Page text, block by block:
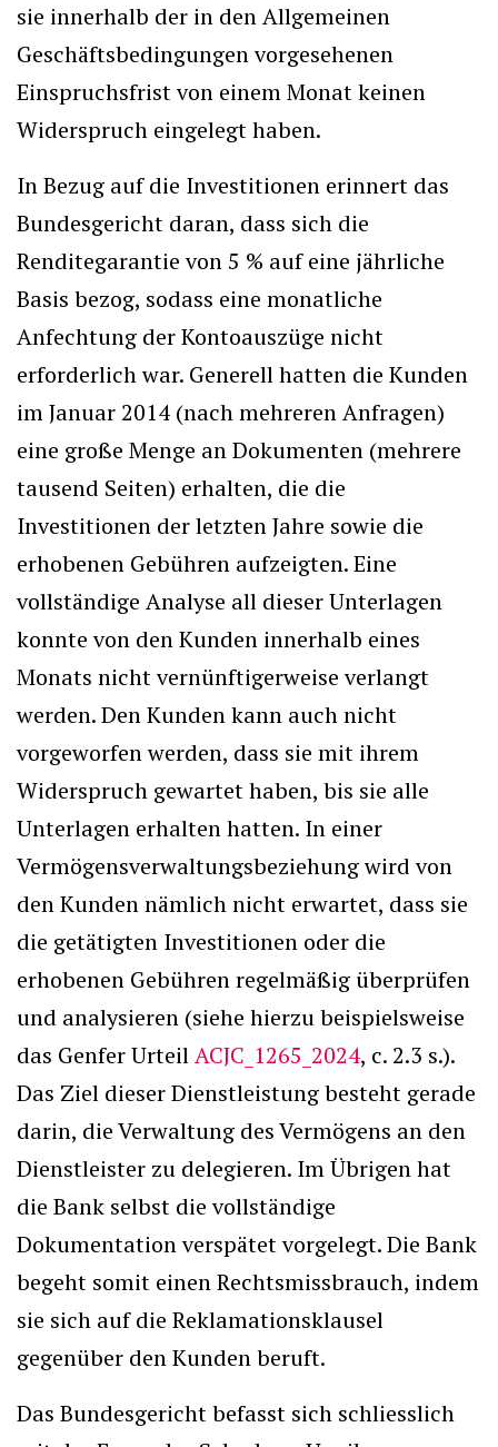
sie innerhalb der in den Allgemeinen
Geschäftsbedingungen vorgesehenen
Einspruchsfrist von einem Monat keinen
Widerspruch eingelegt haben.
In Bezug auf die Investitionen erinnert das
Bundesgericht daran, dass sich die
Renditegarantie von 5 % auf eine jährliche
Basis bezog, sodass eine monatliche
Anfechtung der Kontoauszüge nicht
erforderlich war. Generell hatten die Kunden
im Januar 2014 (nach mehreren Anfragen)
eine große Menge an Dokumenten (mehrere
tausend Seiten) erhalten, die die
Investitionen der letzten Jahre sowie die
erhobenen Gebühren aufzeigten. Eine
vollständige Analyse all dieser Unterlagen
konnte von den Kunden innerhalb eines
Monats nicht vernünftigerweise verlangt
werden. Den Kunden kann auch nicht
vorgeworfen werden, dass sie mit ihrem
Widerspruch gewartet haben, bis sie alle
Unterlagen erhalten hatten. In einer
Vermögensverwaltungsbeziehung wird von
den Kunden nämlich nicht erwartet, dass sie
die getätigten Investitionen oder die
erhobenen Gebühren regelmäßig überprüfen
und analysieren (siehe hierzu beispielsweise
das Genfer UrteilACJC_1265_2024, c. 2.3 s.).
Das Ziel dieser Dienstleistung besteht gerade
darin, die Verwaltung des Vermögens an den
Dienstleister zu delegieren. Im Übrigen hat
die Bank selbst die vollständige
Dokumentation verspätet vorgelegt. Die Bank
begeht somit einen Rechtsmissbrauch, indem
sie sich auf die Reklamationsklausel
gegenüber den Kunden beruft.
Das Bundesgericht befasst sich schliesslich